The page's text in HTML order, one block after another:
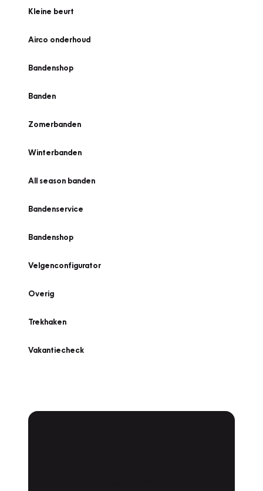
Kleine beurt
Airco onderhoud
Bandenshop
Banden
Zomerbanden
Winterbanden
All season banden
Bandenservice
Bandenshop
Velgenconfigurator
Overig
Trekhaken
Vakantiecheck